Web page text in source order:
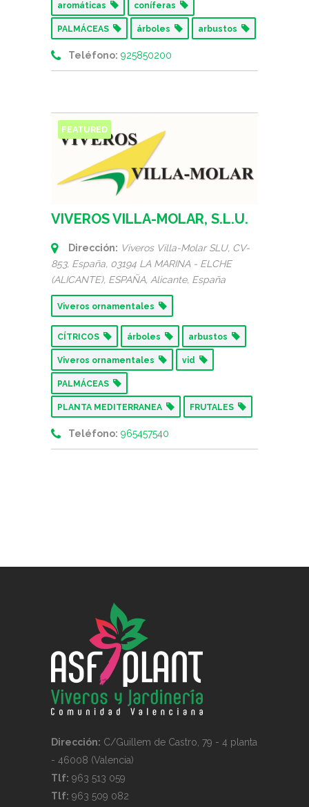
aromáticas coníferas
PALMÁCEAS árboles arbustos
Teléfono: 925850200
FEATURED
VIVEROS VILLA-MOLAR, S.L.U.
Dirección: Viveros Villa-Molar SLU, CV-
853, España, 03194 LA MARINA - ELCHE
(ALICANTE), ESPAÑA, Alicante, España
Viveros ornamentales
CÍTRICOS árboles arbustos
Viveros ornamentales vid
PALMÁCEAS
PLANTA MEDITERRANEA FRUTALES
Teléfono: 965457540
Dirección: C/Guillem de Castro, 79 - 4 planta
- 46008 (Valencia)
Tlf: 963 513 059
Tlf: 963 509 082